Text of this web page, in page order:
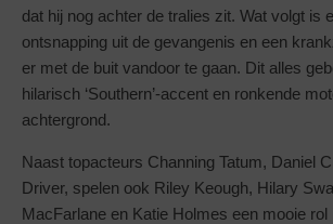
dat hij nog achter de tralies zit. Wat volgt is
ontsnapping uit de gevangenis en een
er met de buit vandoor te gaan. Dit alles
hilarisch ‘Southern’-accent en ronkende
achtergrond.
Naast topacteurs Channing Tatum, Daniel
Driver, spelen ook Riley Keough, Hilary
MacFarlane en Katie Holmes een mooie rol